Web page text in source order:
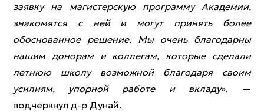
заявку на магистерскую программу Академии,
знакомятся с ней и могут принять более
обоснованное решение. Мы очень благодарны
нашим донорам и коллегам, которые сделали
летнюю школу возможной благодаря своим
усилиям, упорной работе и вкладу», —
подчеркнул д-р Дунай.